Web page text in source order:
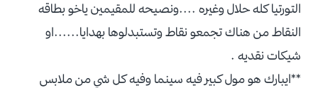
التورتيا كله حلال وغيره ....ونصيحه للمقيمين ياخو بطاقه
النقاط من هناك تجمعو نقاط وتستبدلوها بهدايا......او
شيكات نقديه .
**ايبارك هو مول كبير فيه سينما وفيه كل شي من ملابس